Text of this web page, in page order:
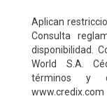
Aplican
Consulta
disponibilidad.
World S.A.
términos y
www.credix.com